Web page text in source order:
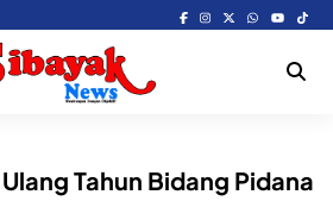
Tahun Bidang Pidana